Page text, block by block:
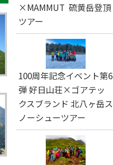
×MAMMUT 硫黄岳登頂
ツアー
100周年記念イベント第6
弾 好日山荘×ゴアテッ
クスブランド 北八ヶ岳ス
ノーシューツアー